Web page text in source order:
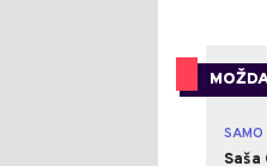
Saša